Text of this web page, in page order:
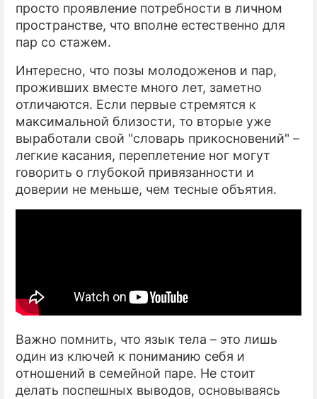
просто проявление потребности в личном
пространстве, что вполне естественно для
пар со стажем.
Интересно, что позы молодоженов и пар,
проживших вместе много лет, заметно
отличаются. Если первые стремятся к
максимальной близости, то вторые уже
выработали свой "словарь прикосновений" –
легкие касания, переплетение ног могут
говорить о глубокой привязанности и
доверии не меньше, чем тесные объятия.
Важно помнить, что язык тела – это лишь
один из ключей к пониманию себя и
отношений в семейной паре. Не стоит
делать поспешных выводов, основываясь